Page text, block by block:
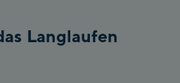
Langlaufen